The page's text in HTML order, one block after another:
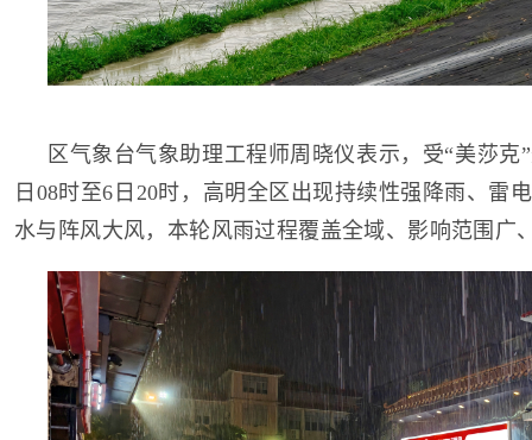
区气象台气象助理工程师周晓仪表示，受“美莎克
日08时至6日20时，高明全区出现持续性强降雨、雷
水与阵风大风，本轮风雨过程覆盖全域、影响范围广